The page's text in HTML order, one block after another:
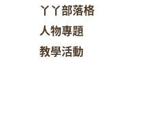
丫丫部落格
人物專題
教學活動